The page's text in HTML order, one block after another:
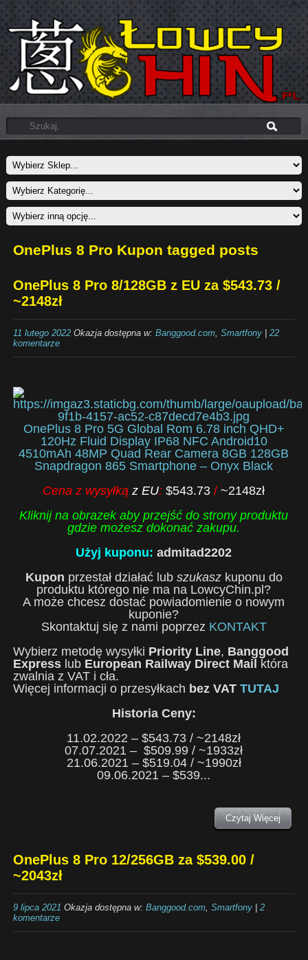
OnePlus 8 Pro Kupon tagged posts
OnePlus 8 Pro 8/128GB z EU za $543.73 /
~2148zł
11 lutego 2022Okazja dostępna w: Banggood.com, Smartfony| 22
komentarze
OnePlus 8 Pro 5G Global Rom 6.78 inch QHD+
120Hz Fluid Display IP68 NFC Android10
4510mAh 48MP Quad Rear Camera 8GB 128GB
Snapdragon 865 Smartphone – Onyx Black
Cena z wysyłkąz EU:$543.73/~2148zł
Kliknij na obrazek aby przejść do strony produktu
gdzie możesz dokonać zakupu.
Użyj kuponu: admitad2202
Kupon przestał działać lub szukaszkuponu do
produktu którego nie ma na LowcyChin.pl?
A może chcesz dostać powiadomienie o nowym
kuponie?
Skontaktuj się z nami poprzez KONTAKT
Wybierz metodę wysyłki Priority Line, Banggood
Expresslub European Railway Direct Mail
która
zwalnia z VAT i cła.
Więcej informacji o przesyłkach bez VAT TUTAJ
Historia Ceny:
11.02.2022 – $543.73 / ~2148zł
07.07.2021 – $509.99 / ~1933zł
21.06.2021 – $519.04 / ~1990zł
09.06.2021 – $539...
Czytaj Więcej
OnePlus 8 Pro 12/256GB za $539.00 /
~2043zł
9 lipca 2021 Okazja dostępna w: Banggood.com, Smartfony| 2
komentarze